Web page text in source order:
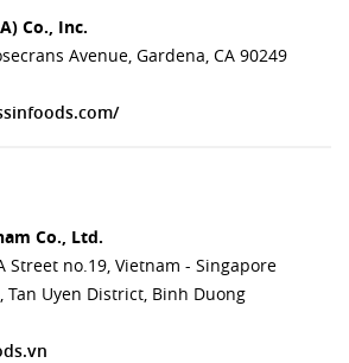
Co., Inc.
Avenue, Gardena, CA 90249
Co., Ltd.
Street no.19, Vietnam - Singapore
Tan Uyen District, Binh Duong